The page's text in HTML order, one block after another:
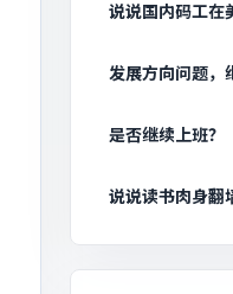
说说国内码工在
发展方向问题，
是否继续上班？
说说读书肉身翻